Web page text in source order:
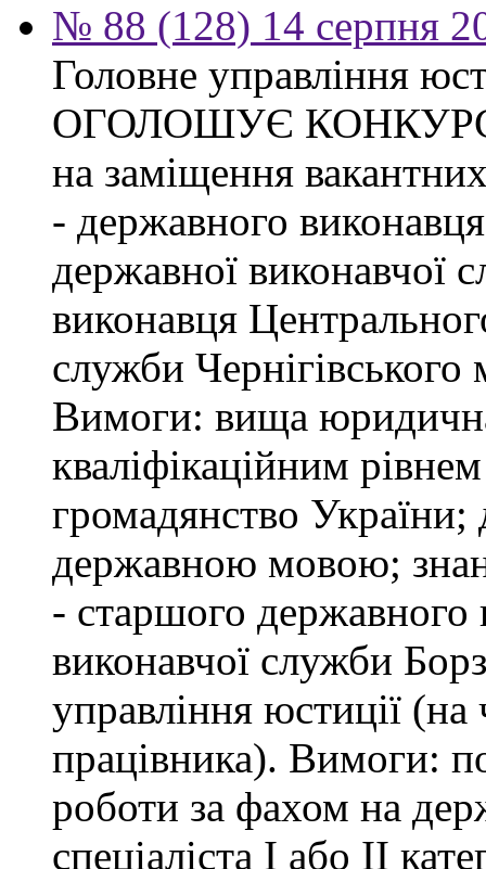
№ 88 (128) 14 серпня
Головне управління
ОГОЛОШУЄ
на заміщення
- державного
державної виконавчої
виконавця
служби Чернігівського
Вимоги: вища юридична
кваліфікаційним
громадянство України;
державною мовою;
- старшого державного
виконавчої служби
управління юстиції (на
працівника). Вимоги:
роботи за фахом на
спеціаліста І або ІІ